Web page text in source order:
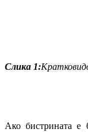
Слика 1:
Ако бистрината е